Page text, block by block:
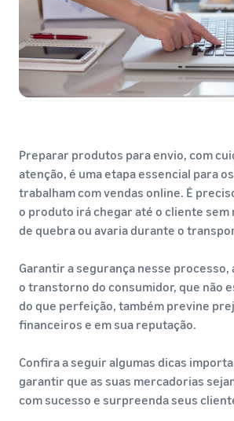
Preparar produtos para envio, com
atenção, é uma etapa essencial para
trabalham com vendas online. É
o produto irá chegar até o cliente sem
de quebra ou avaria durante o
Garantir a segurança nesse processo,
o transtorno do consumidor, que não
do que perfeição, também previne
financeiros e em sua reputação.
Confira a seguir algumas dicas
garantir que as suas mercadorias
com sucesso e surpreenda seus